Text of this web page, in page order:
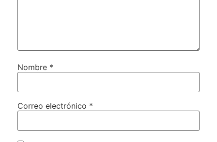
Nombre *
Correo electrónico *